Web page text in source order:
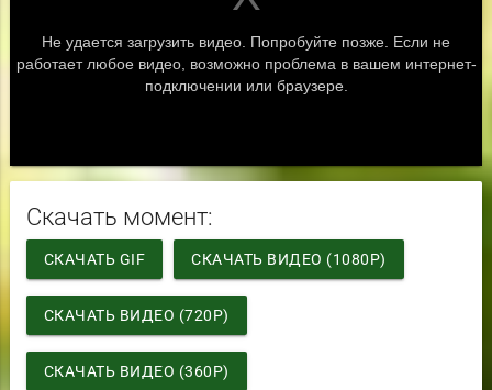
Скачать момент:
СКАЧАТЬ GIF СКАЧАТЬ ВИДЕО (1080P)
СКАЧАТЬ ВИДЕО (720P)
СКАЧАТЬ ВИДЕО (360P)